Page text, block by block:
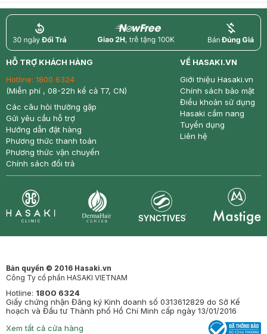
return nowfree price
HỖ TRỢ KHÁCH HÀNG
Hotline: 1800 6324
(Miễn phí , 08-22h kể cả T7, CN)
Các câu hỏi thường gặp
Gửi yêu cầu hỗ trợ
Hướng dẫn đặt hàng
Phương thức thanh toán
Phương thức vận chuyển
Chính sách đổi trả
VỀ HASAKI.VN
Giới thiệu Hasaki.vn
Chính sách bảo mật
Điều khoản sử dụng
Hasaki cẩm nang
Tuyển dụng
Liên hệ
Bản quyền © 2016 Hasaki.vn
Công Ty cổ phần HASAKI VIETNAM
Hotline: 1800 6324
Giấy chứng nhận Đăng ký Kinh doanh số 0313612829 do Sở Kế
hoạch và Đầu tư Thành phố Hồ Chí Minh cấp ngày 13/01/2016
Xem tất cả cửa hàng